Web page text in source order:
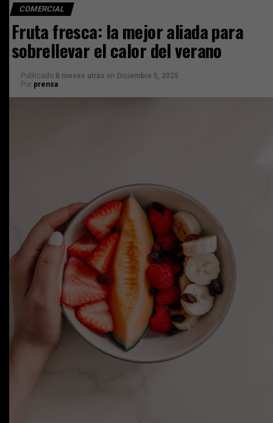
COMERCIAL
Fruta fresca: la mejor aliada para
sobrellevar el calor del verano
Publicado 8 meses atrás en Diciembre 5, 2025
Por prensa